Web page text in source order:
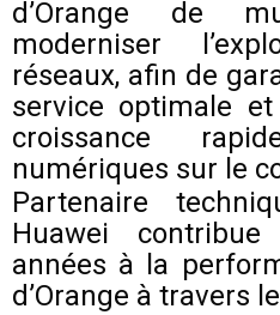
d’Orange de
moderniser
réseaux, afin de
service optimale et
croissance
numériques sur le
Partenaire
Huawei
années à la
d’Orange à travers